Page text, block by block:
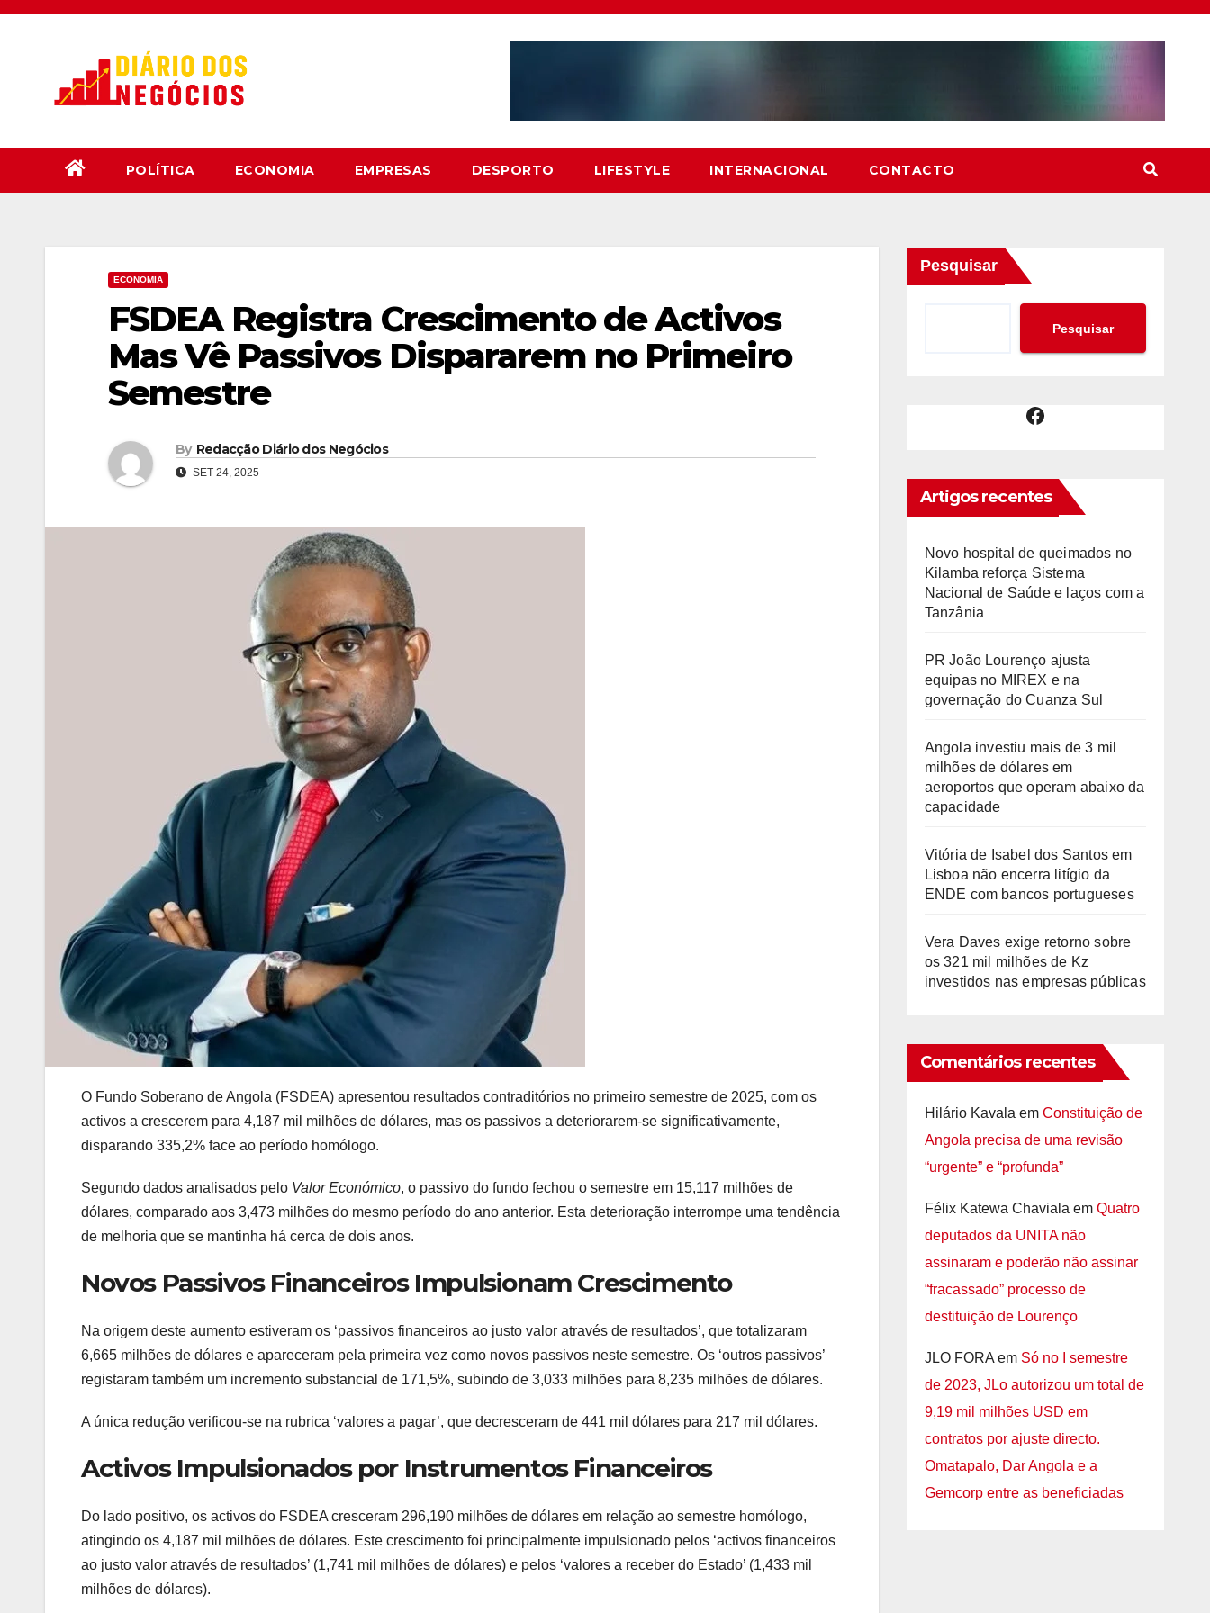
Skip
POLÍTICA ECONOMIA EMPRESAS DESPORTO LIFESTYLE INTERNACIONAL CONTACTO
ECONOMIA
FSDEA Registra Crescimento de Activos
Mas Vê Passivos Dispararem no Primeiro
Semestre
By Redacção Diário dos Negócios
SET 24, 2025
O Fundo Soberano de Angola (FSDEA) apresentou resultados contraditórios no primeiro semestre de 2025, com os
activos a crescerem para 4,187 mil milhões de dólares, mas os passivos a deteriorarem-se significativamente,
disparando 335,2% face ao período homólogo.
Segundo dados analisados pelo Valor Económico, o passivo do fundo fechou o semestre em 15,117 milhões de
dólares, comparado aos 3,473 milhões do mesmo período do ano anterior. Esta deterioração interrompe uma tendência
de melhoria que se mantinha há cerca de dois anos.
Novos Passivos Financeiros Impulsionam Crescimento
Na origem deste aumento estiveram os ‘passivos financeiros ao justo valor através de resultados’, que totalizaram
6,665 milhões de dólares e apareceram pela primeira vez como novos passivos neste semestre. Os ‘outros passivos’
registaram também um incremento substancial de 171,5%, subindo de 3,033 milhões para 8,235 milhões de dólares.
A única redução verificou-se na rubrica ‘valores a pagar’, que decresceram de 441 mil dólares para 217 mil dólares.
Activos Impulsionados por Instrumentos Financeiros
Do lado positivo, os activos do FSDEA cresceram 296,190 milhões de dólares em relação ao semestre homólogo,
atingindo os 4,187 mil milhões de dólares. Este crescimento foi principalmente impulsionado pelos ‘activos financeiros
ao justo valor através de resultados’ (1,741 mil milhões de dólares) e pelos ‘valores a receber do Estado’ (1,433 mil
milhões de dólares).
Pesquisar
Pesquisar
Facebook
Artigos recentes
Novo hospital de queimados no
Kilamba reforça Sistema
Nacional de Saúde e laços com a
Tanzânia
PR João Lourenço ajusta
equipas no MIREX e na
governação do Cuanza Sul
Angola investiu mais de 3 mil
milhões de dólares em
aeroportos que operam abaixo da
capacidade
Vitória de Isabel dos Santos em
Lisboa não encerra litígio da
ENDE com bancos portugueses
Vera Daves exige retorno sobre
os 321 mil milhões de Kz
investidos nas empresas públicas
Comentários recentes
Hilário Kavala em Constituição de
Angola precisa de uma revisão
“urgente” e “profunda”
Félix Katewa Chaviala em Quatro
deputados da UNITA não
assinaram e poderão não assinar
“fracassado” processo de
destituição de Lourenço
JLO FORAem Só no I semestre
de 2023, JLo autorizou um total de
9,19 mil milhões USD em
contratos por ajuste directo.
Omatapalo, Dar Angola e a
Gemcorp entre as beneficiadas